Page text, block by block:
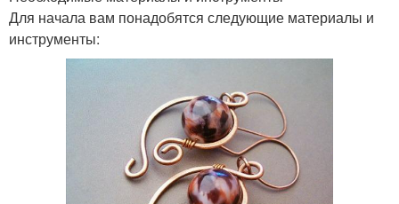
Для начала вам понадобятся следующие материалы и
инструменты: